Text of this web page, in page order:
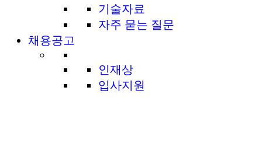
기술자료
자주 묻는 질문
채용공고
인재상
입사지원